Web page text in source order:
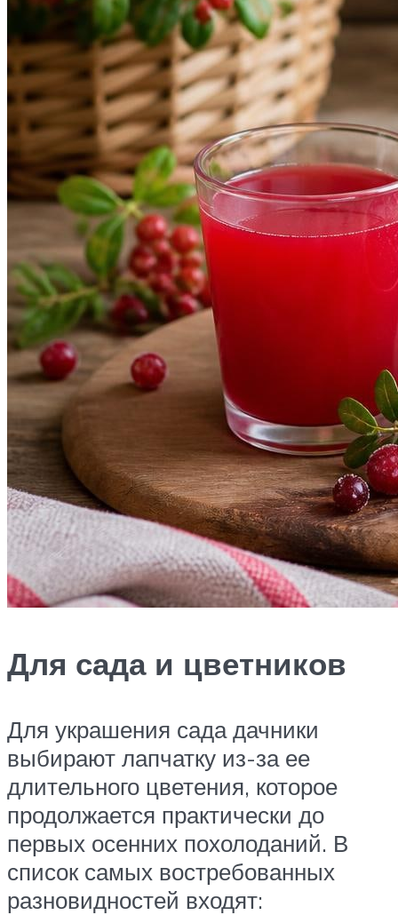
Для сада и цветников
Для украшения сада дачники
выбирают лапчатку из-за ее
длительного цветения, которое
продолжается практически до
первых осенних похолоданий. В
список самых востребованных
разновидностей входят: